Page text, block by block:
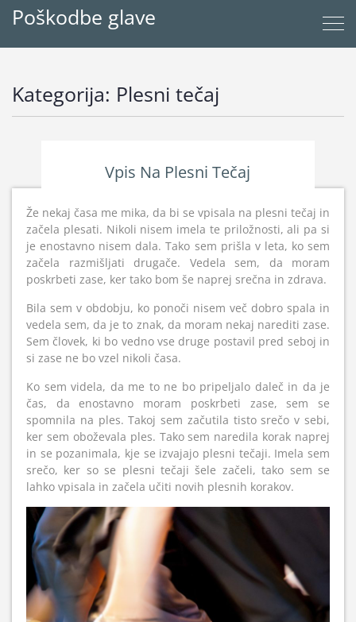
Poškodbe glave
Kategorija: Plesni tečaj
Vpis Na Plesni Tečaj
Že nekaj časa me mika, da bi se vpisala na plesni tečaj in
začela plesati. Nikoli nisem imela te priložnosti, ali pa si
je enostavno nisem dala. Tako sem prišla v leta, ko sem
začela razmišljati drugače. Vedela sem, da moram
poskrbeti zase, ker tako bom še naprej srečna in zdrava.
Bila sem v obdobju, ko ponoči nisem več dobro spala in
vedela sem, da je to znak, da moram nekaj narediti zase.
Sem človek, ki bo vedno vse druge postavil pred seboj in
si zase ne bo vzel nikoli časa.
Ko sem videla, da me to ne bo pripeljalo daleč in da je
čas, da enostavno moram poskrbeti zase, sem se
spomnila na ples. Takoj sem začutila tisto srečo v sebi,
ker sem oboževala ples. Tako sem naredila korak naprej
in se pozanimala, kje se izvajajo plesni tečaji. Imela sem
srečo, ker so se plesni tečaji šele začeli, tako sem se
lahko vpisala in začela učiti novih plesnih korakov.